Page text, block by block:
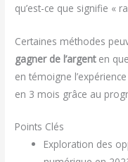
qu’est-ce que signifie «
Certaines méthodes
gagner de l’argenten
en témoigne
en 3 mois grâce au
Points Clés
Exploration des